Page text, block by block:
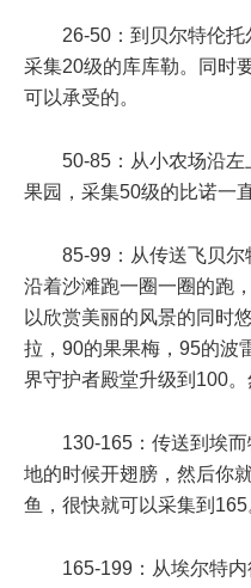
26-50：到贝尔特伦
采集20级的库库勒。同时
可以承受的。
50-85：从小农场沿
果园，采集50级的比诺一
85-99：从传送飞贝尔
沿着沙滩跑一圈一圈的跑
以欣赏美丽的风景的同时
拉，90的果果梅，95的波
界守护者殿堂升级到100。
130-165：传送到埃
地的时候开翅膀，然后你
鱼，很快就可以采集到165
165-199：从埃尔特